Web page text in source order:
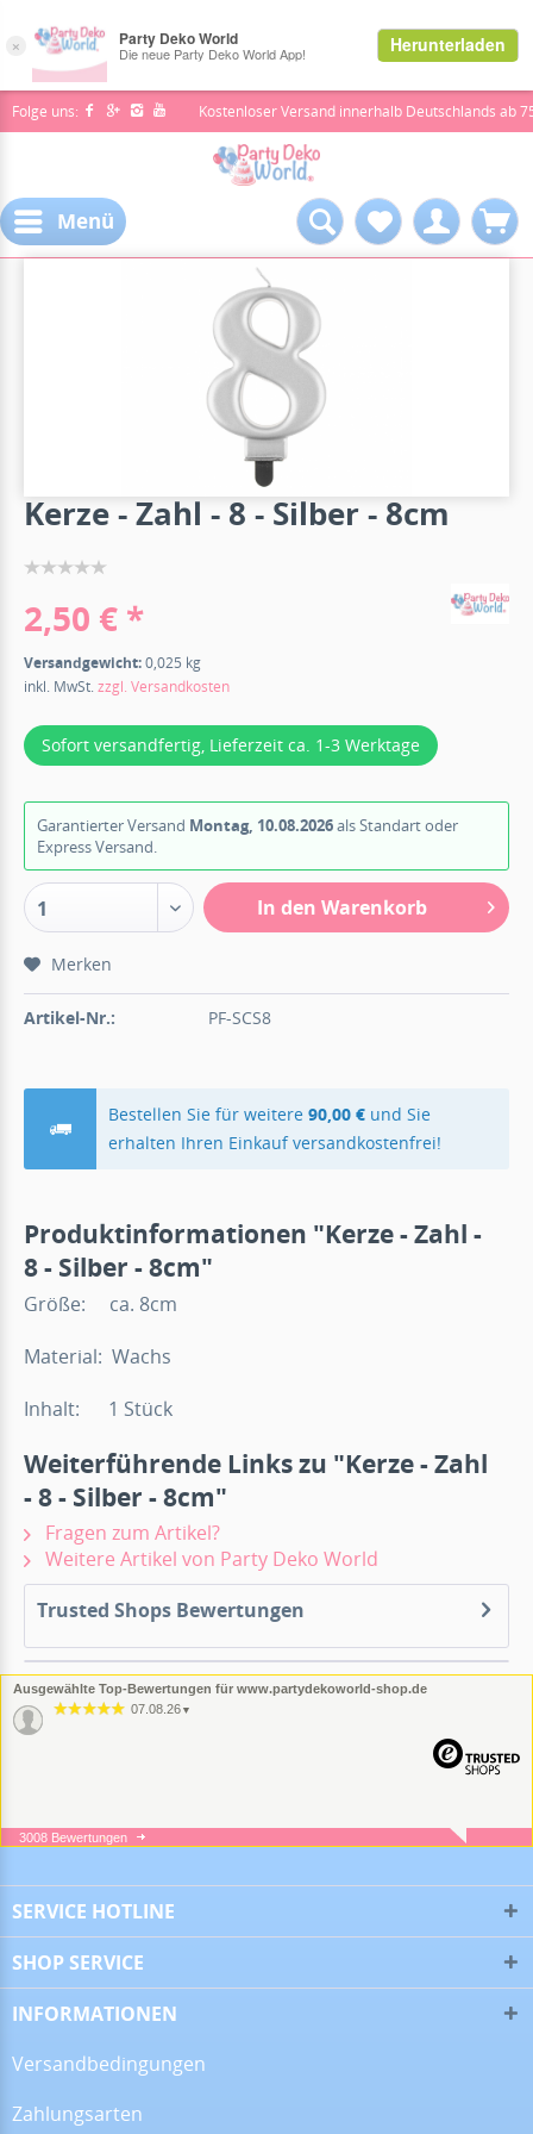
Folge uns: Kostenloser Versand innerhalb Deutschlands ab
Menü
Kerze - Zahl - 8 - Silber - 8cm
2,50 € *
Versandgewicht:0,025 kg
inkl. MwSt.zzgl. Versandkosten
Sofort versandfertig, Lieferzeit ca. 1-3 Werktage
Garantierter Versand Montag, 10.08.2026als Standart oder
Express Versand.
1 In den Warenkorb
Merken
Artikel-Nr.: PF-SCS8
Bestellen Sie für weitere90,00 € und Sie
erhalten Ihren Einkauf versandkostenfrei!
Produktinformationen "Kerze - Zahl -
8 - Silber - 8cm"
Größe: ca. 8cm
Material: Wachs
Inhalt: 1 Stück
Weiterführende Links zu "Kerze - Zahl
- 8 - Silber - 8cm"
Fragen zum Artikel?
Weitere Artikel von Party Deko World
Trusted Shops Bewertungen
Ausgewählte Top-Bewertungen für www.partydekoworld-shop.de
07.08.26 ▼
05.08.26▼
16.07.26
3008 Bewertungen
SERVICE HOTLINE
SHOP SERVICE
INFORMATIONEN
Versandbedingungen
Zahlungsarten